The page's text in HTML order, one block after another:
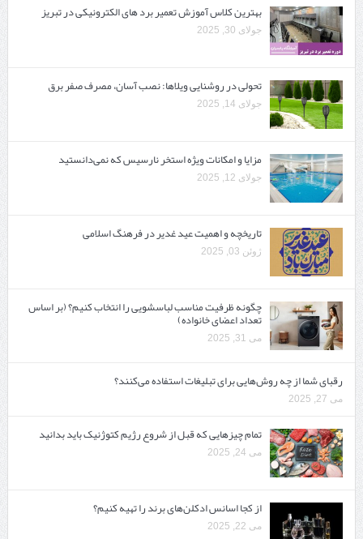
بهترین کلاس آموزش تعمیر برد های الکترونیکی در تبریز
جولای 30, 2025
تحولی در روشنایی ویلاها: نصب آسان، مصرف صفر برق
جولای 14, 2025
مزایا و امکانات ویژه استخر نارسیس که نمی‌دانستید
جولای 12, 2025
تاریخچه و اهمیت عید غدیر در فرهنگ اسلامی
ژوئن 03, 2025
چگونه ظرفیت مناسب لباسشویی را انتخاب کنیم؟ (بر اساس
تعداد اعضای خانواده)
می 31, 2025
رقبای شما از چه روش‌هایی برای تبلیغات استفاده می‌کنند؟
می 27, 2025
تمام چیزهایی که قبل از شروع رژیم کتوژنیک باید بدانید‎
می 24, 2025
از کجا اسانس ادکلن‌های برند را تهیه کنیم؟
می 22, 2025